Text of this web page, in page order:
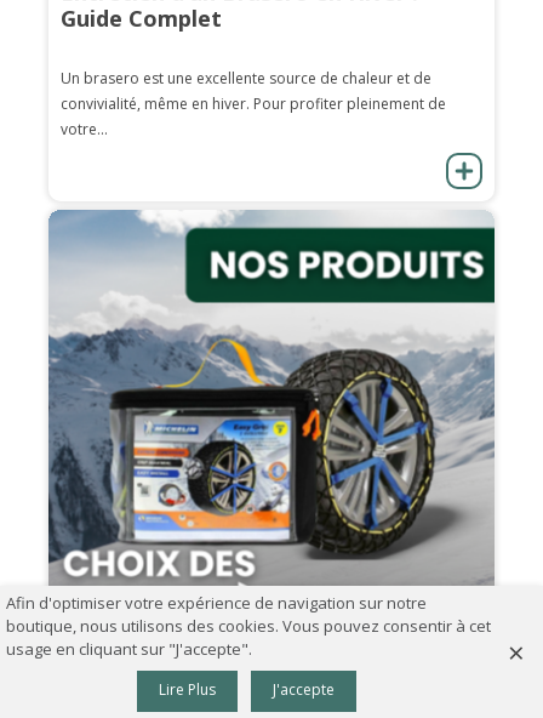
Guide Complet
Un brasero est une excellente source de chaleur et de
convivialité, même en hiver. Pour profiter pleinement de
votre...
Comment choisir ses chaînes à neige ?
0
Afin d'optimiser votre expérience de navigation sur notre
boutique, nous utilisons des cookies. Vous pouvez consentir à cet
usage en cliquant sur "J'accepte".
Lire Plus J'accepte
×